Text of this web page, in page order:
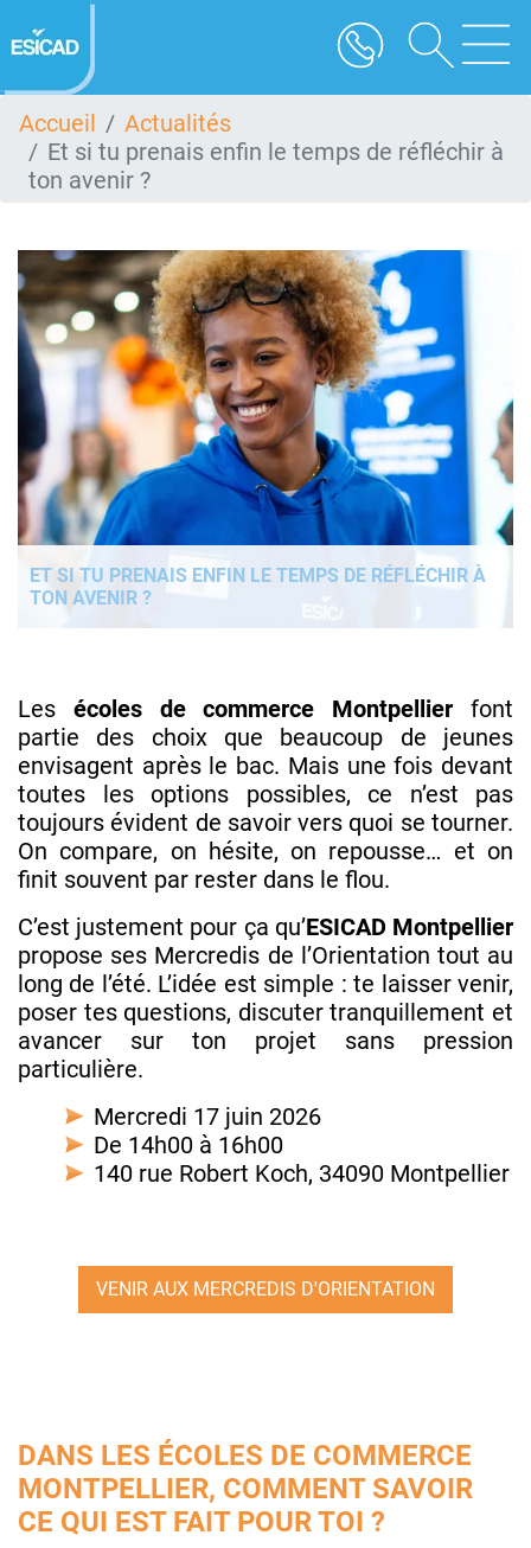
au
contenu
Accueil
Actualités
Et si tu prenais enfin le temps de réfléchir à
ton avenir ?
ET SI TU PRENAIS ENFIN LE TEMPS DE RÉFLÉCHIR À
TON AVENIR ?
Les écoles de commerce Montpellier font
partie des choix que beaucoup de jeunes
envisagent après le bac. Mais une fois devant
toutes les options possibles, ce n’est pas
toujours évident de savoir vers quoi se tourner.
On compare, on hésite, on repousse… et on
finit souvent par rester dans le flou.
C’est justement pour ça qu’ESICAD Montpellier
propose ses Mercredis de l’Orientation tout au
long de l’été. L’idée est simple : te laisser venir,
poser tes questions, discuter tranquillement et
avancer sur ton projet sans pression
particulière.
Mercredi 17 juin 2026
De 14h00 à 16h00
140 rue Robert Koch, 34090 Montpellier
VENIR AUX MERCREDIS D'ORIENTATION
DANS LES ÉCOLES DE COMMERCE
MONTPELLIER, COMMENT SAVOIR
CE QUI EST FAIT POUR TOI ?